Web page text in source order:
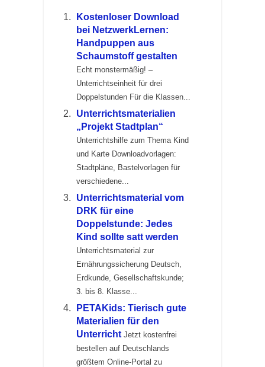
Kostenloser Download
bei NetzwerkLernen:
Handpuppen aus
Schaumstoff gestalten
Echt monstermäßig! –
Unterrichtseinheit für drei
Doppelstunden Für die Klassen...
Unterrichtsmaterialien
„Projekt Stadtplan“
Unterrichtshilfe zum Thema Kind
und Karte Downloadvorlagen:
Stadtpläne, Bastelvorlagen für
verschiedene...
Unterrichtsmaterial vom
DRK für eine
Doppelstunde: Jedes
Kind sollte satt werden
Unterrichtsmaterial zur
Ernährungssicherung Deutsch,
Erdkunde, Gesellschaftskunde;
3. bis 8. Klasse...
PETAKids: Tierisch gute
Materialien für den
Unterricht Jetzt kostenfrei
bestellen auf Deutschlands
größtem Online-Portal zu